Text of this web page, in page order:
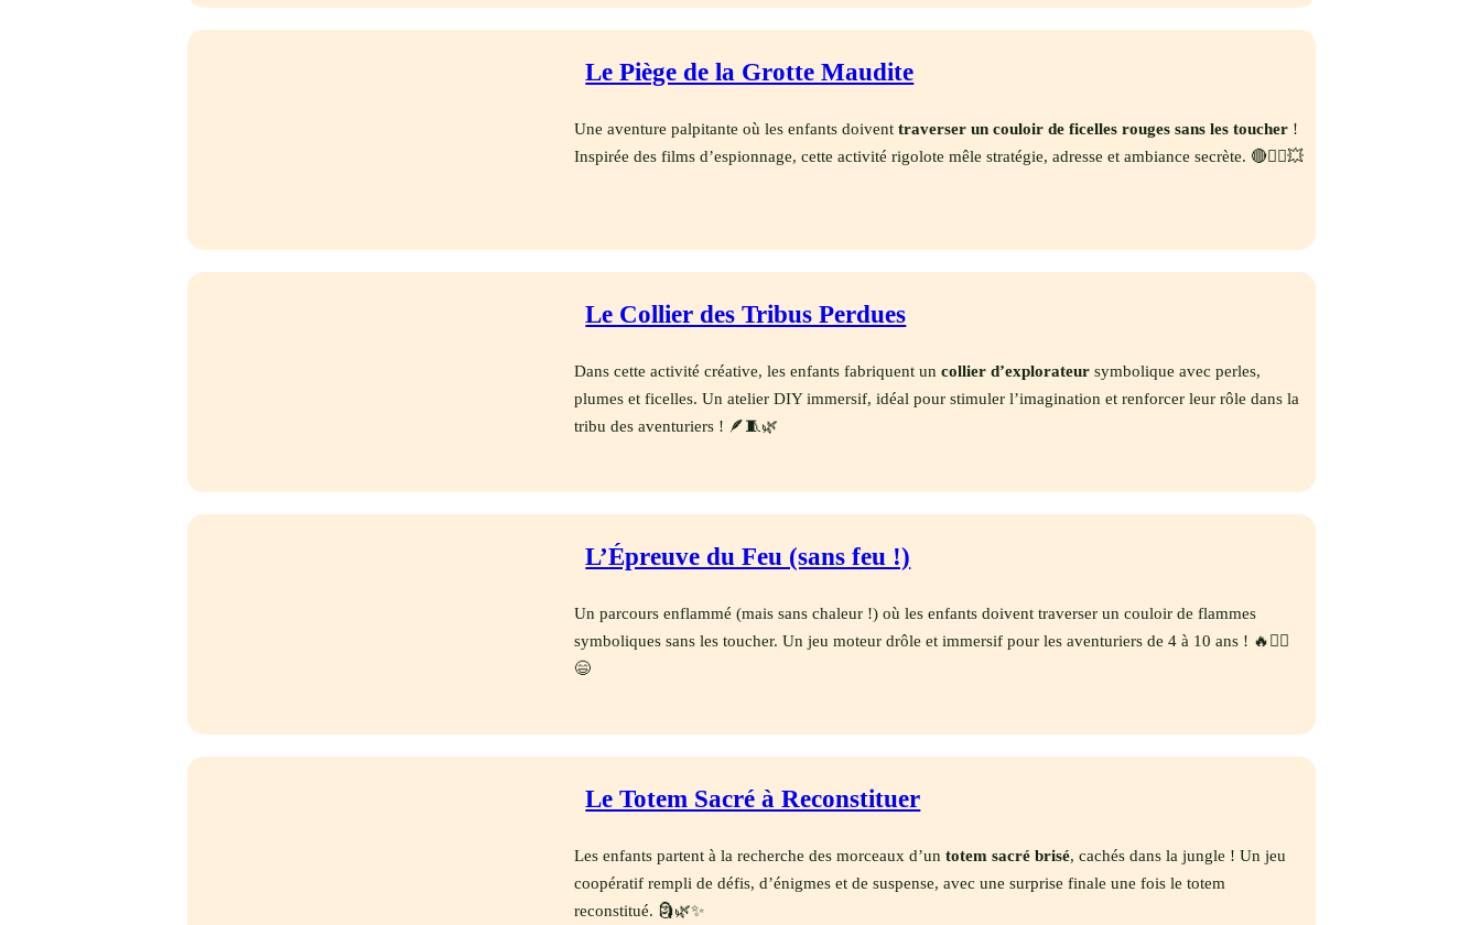
Le Piège de la Grotte Maudite
Une aventure palpitante où les enfants doiventtraverser un couloir de ficelles rouges sans les toucher !
Inspirée des films d’espionnage, cette activité rigolote mêle stratégie, adresse et ambiance secrète. 🔴🕵️‍♀️💥
Le Collier des Tribus Perdues
Dans cette activité créative, les enfants fabriquent uncollier d’explorateur symbolique avec perles,
plumes et ficelles. Un atelier DIY immersif, idéal pour stimuler l’imagination et renforcer leur rôle dans la
tribu des aventuriers ! 🪶🧵🌿
L’Épreuve du Feu (sans feu !)
Un parcours enflammé (mais sans chaleur !) où les enfants doivent traverser un couloir de flammes
symboliques sans les toucher. Un jeu moteur drôle et immersif pour les aventuriers de 4 à 10 ans ! 🔥🧗‍♀️
😄
Le Totem Sacré à Reconstituer
Les enfants partent à la recherche des morceaux d’untotem sacré brisé, cachés dans la jungle ! Un jeu
coopératif rempli de défis, d’énigmes et de suspense, avec une surprise finale une fois le totem
reconstitué. 🗿🌿✨